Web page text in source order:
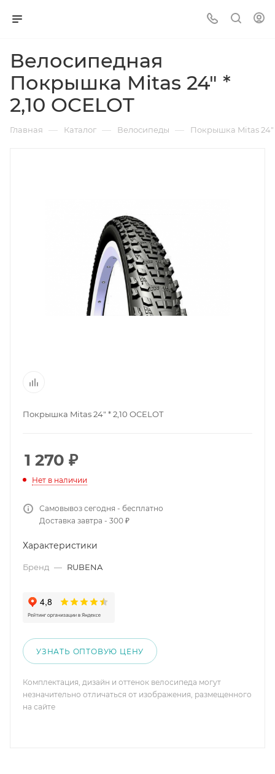
Велосипедная
Покрышка Mitas 24" *
2,10 OCELOT
Главная — Каталог — Велосипеды — Покрышка Mitas 24"
Покрышка Mitas 24" * 2,10 OCELOT
1 270 ₽
Нет в наличии
Самовывоз сегодня - бесплатно
Доставка завтра - 300 ₽
Характеристики
Бренд — RUBENA
УЗНАТЬ ОПТОВУЮ ЦЕНУ
Комплектация, дизайн и оттенок велосипеда могут
незначительно отличаться от изображения, размещенного
на сайте